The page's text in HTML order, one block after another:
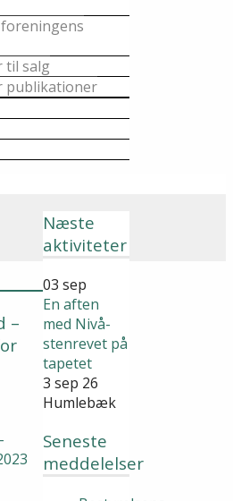
til salg
publikationer
Næste
aktiviteter
03 sep
En aften
med Nivå-
stenrevet på
tapetet
3 sep 26
Humlebæk
Seneste
meddelelser
–